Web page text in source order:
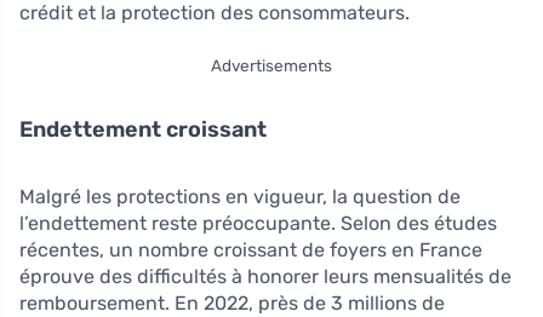
crédit et la protection des consommateurs.
Advertisements
Endettement croissant
Malgré les protections en vigueur, la question de
l’endettement reste préoccupante. Selon des études
récentes, un nombre croissant de foyers en France
éprouve des difficultés à honorer leurs mensualités de
remboursement. En 2022, près de 3 millions de